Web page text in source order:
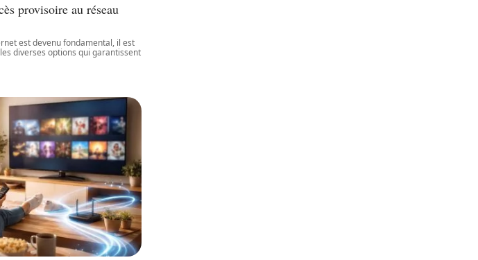
provisoire au réseau
est devenu fondamental, il est
diverses options qui garantissent